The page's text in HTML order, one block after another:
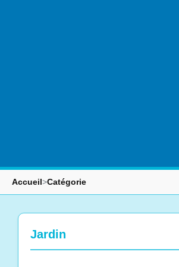
Accueil>Catégorie
Jardin